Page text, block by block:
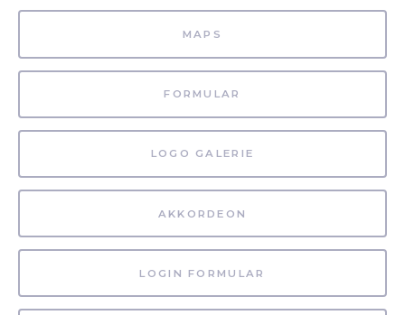
MAPS
FORMULAR
LOGO GALERIE
AKKORDEON
LOGIN FORMULAR